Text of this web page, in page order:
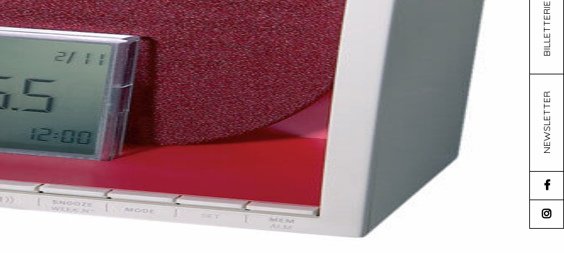
BILLETTERIE
NEWSLETTER